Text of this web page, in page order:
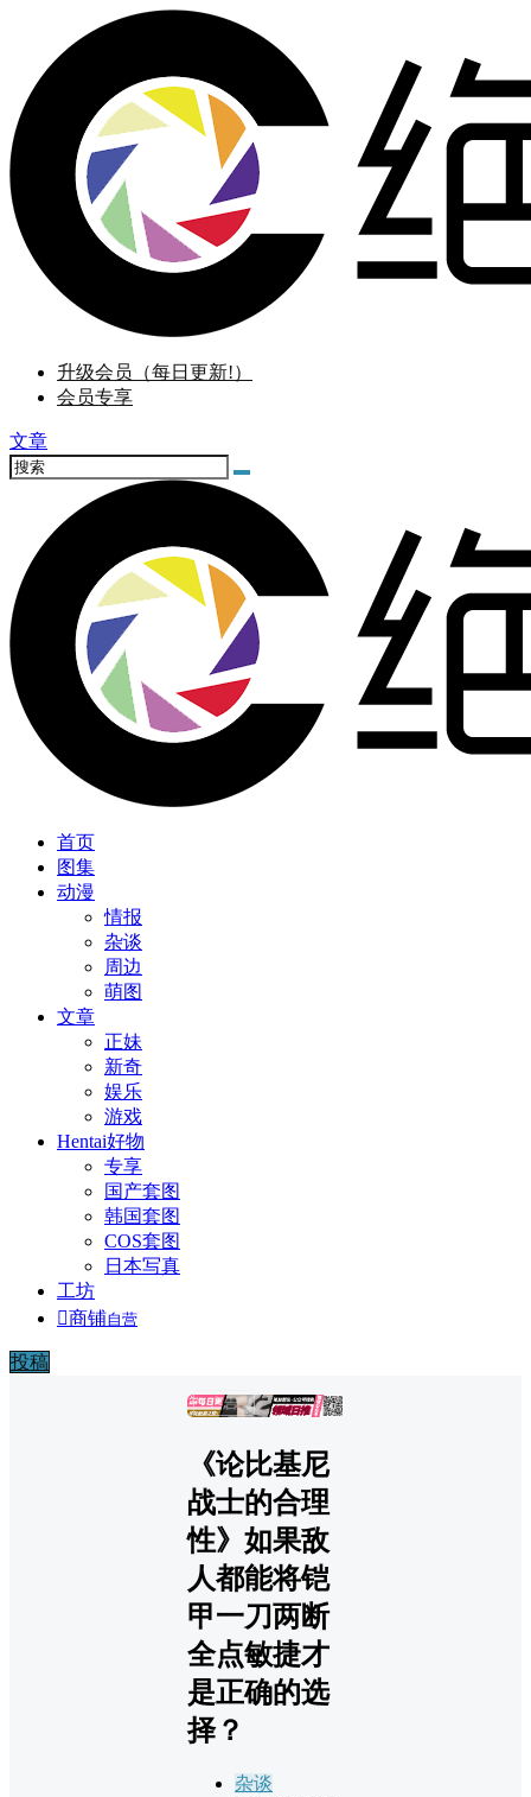
升级会员（每日更新!）
会员专享
文章
首页
图集
动漫
情报
杂谈
周边
萌图
文章
正妹
新奇
娱乐
游戏
Hentai好物
专享
国产套图
韩国套图
COS套图
日本写真
工坊
商铺自营
投稿
广告
《论比基尼
战士的合理
性》如果敌
人都能将铠
甲一刀两断
全点敏捷才
是正确的选
择？
杂谈